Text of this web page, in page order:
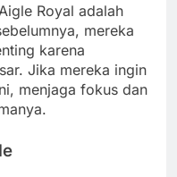
Royal adalah
mereka
karena
Jika mereka ingin
menjaga fokus dan